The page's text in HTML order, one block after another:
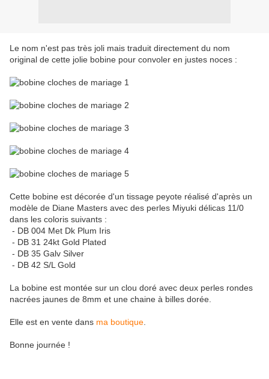
Le nom n'est pas très joli mais traduit directement du nom
original de cette jolie bobine pour convoler en justes noces :
Cette bobine est décorée d'un tissage peyote réalisé d'après un
modèle de Diane Masters avec des perles Miyuki délicas 11/0
dans les coloris suivants :
- DB 004 Met Dk Plum Iris
- DB 31 24kt Gold Plated
- DB 35 Galv Silver
- DB 42 S/L Gold
La bobine est montée sur un clou doré avec deux perles rondes
nacrées jaunes de 8mm et une chaine à billes dorée.
Elle est en vente dans ma boutique
Bonne journée !